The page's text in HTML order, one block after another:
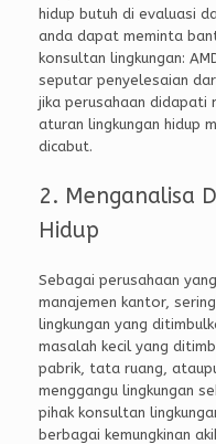
hidup butuh di evaluasi
anda dapat meminta
konsultan lingkungan:
seputar penyelesaian
jika perusahaan didapati
aturan lingkungan hidup
dicabut.
2. Menganalisa
Hidup
Sebagai perusahaan
manajemen kantor,
lingkungan yang
masalah kecil yang
pabrik, tata ruang,
menggangu lingkungan
pihak konsultan
berbagai kemungkinan